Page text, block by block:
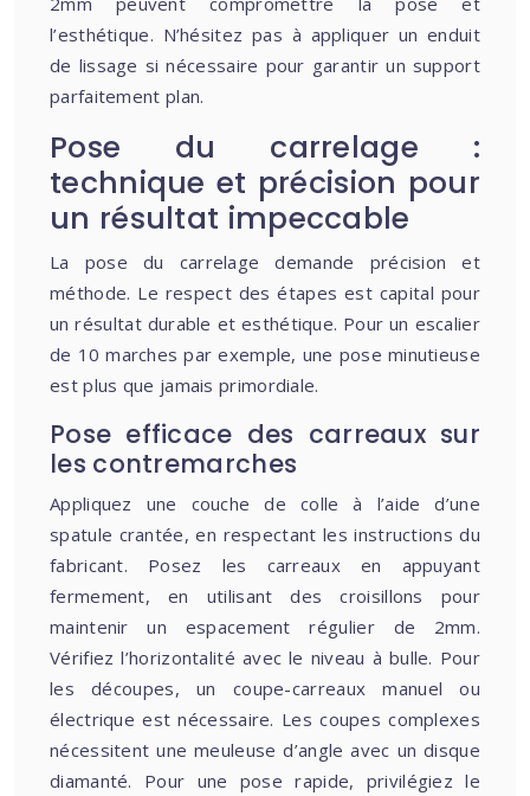
l’esthétique. N’hésitez pas à appliquer un enduit
de lissage si nécessaire pour garantir un support
parfaitement plan.
Pose du carrelage :
technique et précision pour
un résultat impeccable
La pose du carrelage demande précision et
méthode. Le respect des étapes est capital pour
un résultat durable et esthétique. Pour un escalier
de 10 marches par exemple, une pose minutieuse
est plus que jamais primordiale.
Pose efficace des carreaux sur
les contremarches
Appliquez une couche de colle à l’aide d’une
spatule crantée, en respectant les instructions du
fabricant. Posez les carreaux en appuyant
fermement, en utilisant des croisillons pour
maintenir un espacement régulier de 2mm.
Vérifiez l’horizontalité avec le niveau à bulle. Pour
les découpes, un coupe-carreaux manuel ou
électrique est nécessaire. Les coupes complexes
nécessitent une meuleuse d’angle avec un disque
diamanté. Pour une pose rapide, privilégiez le